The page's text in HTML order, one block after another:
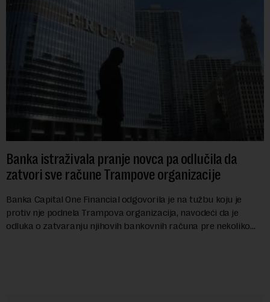
Banka istraživala pranje novca pa odlučila da
zatvori sve račune Trampove organizacije
Banka Capital One Financial odgovorila je na tužbu koju je
protiv nje podnela Trampova organizacija, navodeći da je
odluka o zatvaranju njihovih bankovnih računa pre nekoliko